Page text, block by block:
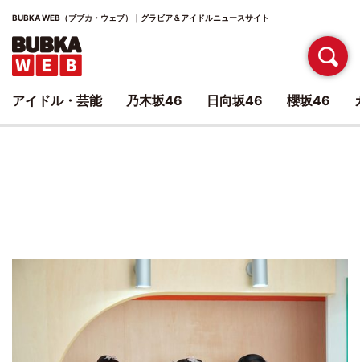
BUBKA WEB（ブブカ・ウェブ）｜グラビア＆アイドルニュースサイト
アイドル・芸能 乃木坂46 日向坂46 櫻坂46